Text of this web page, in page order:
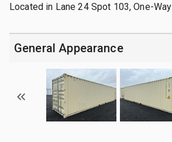
Located in Lane 24 Spot 103, One-Way
General Appearance